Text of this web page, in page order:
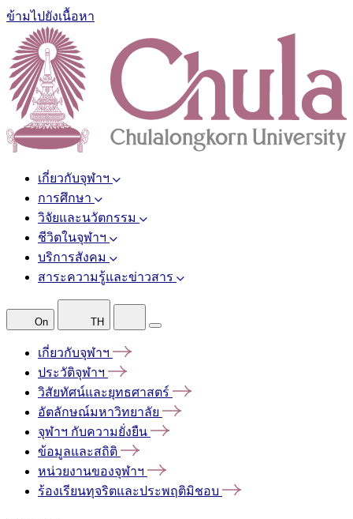
ข้ามไปยังเนื้อหา
เกี่ยวกับจุฬาฯ
การศึกษา
วิจัยและนวัตกรรม
ชีวิตในจุฬาฯ
บริการสังคม
สาระความรู้และข่าวสาร
On TH
เกี่ยวกับจุฬาฯ
ประวัติจุฬาฯ
วิสัยทัศน์และยุทธศาสตร์
อัตลักษณ์มหาวิทยาลัย
จุฬาฯ กับความยั่งยืน
ข้อมูลและสถิติ
หน่วยงานของจุฬาฯ
ร้องเรียนทุจริตและประพฤติมิชอบ